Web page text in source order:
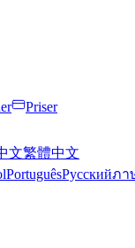
Priser
文繁體中文
PortuguêsРусскийภา